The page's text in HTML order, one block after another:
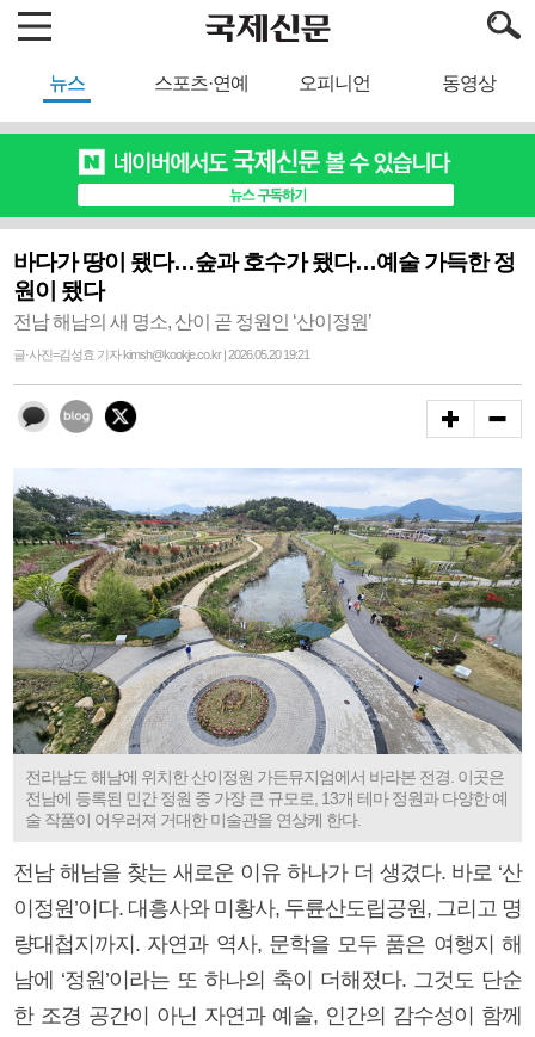
뉴스 스포츠·연예 오피니언 동영상
바다가 땅이 됐다…숲과 호수가 됐다…예술 가득한 정
원이 됐다
전남 해남의 새 명소, 산이 곧 정원인 ‘산이정원’
글·사진=김성효 기자 kimsh@kookje.co.kr | 2026.05.20 19:21
전라남도 해남에 위치한 산이정원 가든뮤지엄에서 바라본 전경. 이곳은
전남에 등록된 민간 정원 중 가장 큰 규모로, 13개 테마 정원과 다양한 예
술 작품이 어우러져 거대한 미술관을 연상케 한다.
전남 해남을 찾는 새로운 이유 하나가 더 생겼다. 바로 ‘산
이정원’이다. 대흥사와 미황사, 두륜산도립공원, 그리고 명
량대첩지까지. 자연과 역사, 문학을 모두 품은 여행지 해
남에 ‘정원’이라는 또 하나의 축이 더해졌다. 그것도 단순
한 조경 공간이 아닌 자연과 예술, 인간의 감수성이 함께